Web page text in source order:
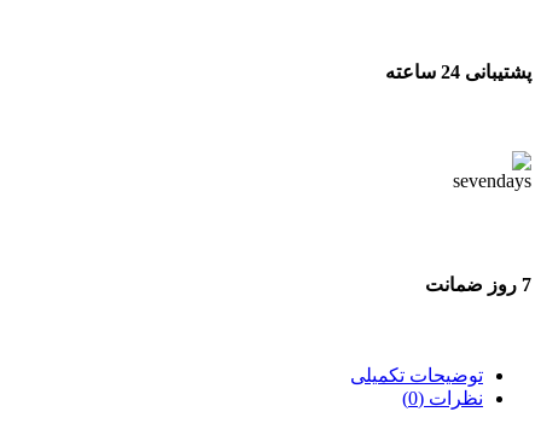
پشتیبانی 24 ساعته
7 روز ضمانت
توضیحات تکمیلی
نظرات (0)